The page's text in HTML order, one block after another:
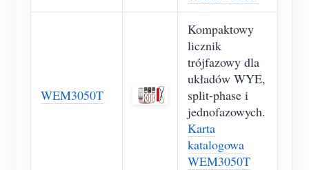
WEM3050T
Kompaktowy
licznik
trójfazowy dla
układów WYE,
split-phase i
jednofazowych.
Karta
katalogowa
WEM3050T